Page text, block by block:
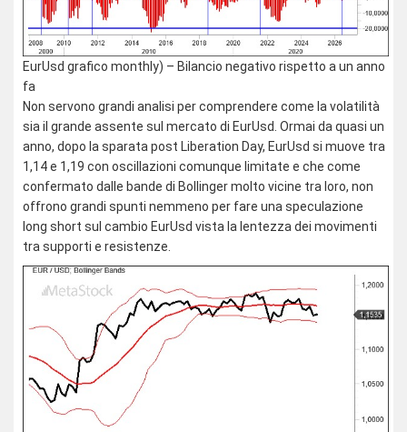
EurUsd grafico monthly) – Bilancio negativo rispetto a un anno
fa
Non servono grandi analisi per comprendere come la volatilità
sia il grande assente sul mercato di EurUsd. Ormai da quasi un
anno, dopo la sparata post Liberation Day, EurUsd si muove tra
1,14 e 1,19 con oscillazioni comunque limitate e che come
confermato dalle bande di Bollinger molto vicine tra loro, non
offrono grandi spunti nemmeno per fare una speculazione
long short sul cambio EurUsd vista la lentezza dei movimenti
tra supporti e resistenze.